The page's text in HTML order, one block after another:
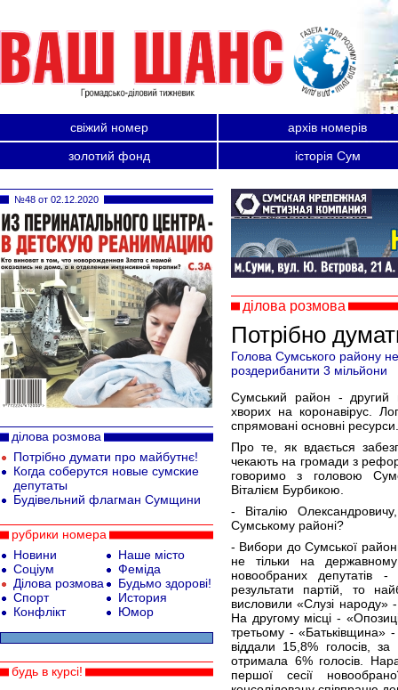
свіжий номер
архів номерів
золотий фонд
історія Сум
ділова розмова
Потрібно
Голова Сумського району
роздерибанити 3 мільйони
Сумський район - другий
хворих на коронавірус.
спрямовані основні ресурси.
Про те, як вдається
чекають на громади з
говоримо з головою
Віталієм Бурбикою.
- Віталію
Сумському районі?
- Вибори до Сумської
не тільки на
новообраних
результати партій, то
висловили «Слузі народу»
На другому місці -
третьому - «Батьківщина»
віддали 15,8% голосів,
отримала 6% голосів.
першої сесії
№48 от 02.12.2020
ділова розмова
Потрібно думати про майбутнє!
Когда соберутся новые сумские
депутаты
Будівельний флагман Сумщини
рубрики номера
Новини
Соціум
Ділова розмова
Спорт
Конфлікт
Наше місто
Феміда
Будьмо здорові!
История
Юмор
будь в курсі!